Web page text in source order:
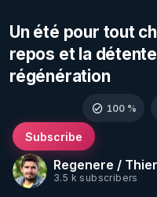
Un été pour tout
repos et la
régénération
Regenere /
3.5 k subscribers
Subscribe
100 %